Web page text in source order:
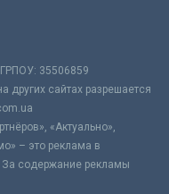
35506859
других сайтах разрешается
«Актуально»,
– это реклама в
содержание рекламы